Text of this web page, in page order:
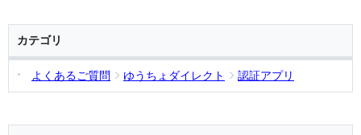
カテゴリ
よくあるご質問 ゆうちょダイレクト 認証アプリ